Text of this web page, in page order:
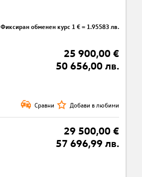
Фиксиран обменен курс 1 € = 1.95583 лв.
25 900,00 €
50 656,00 лв.
Сравни Добави в любими
29 500,00 €
57 696,99 лв.